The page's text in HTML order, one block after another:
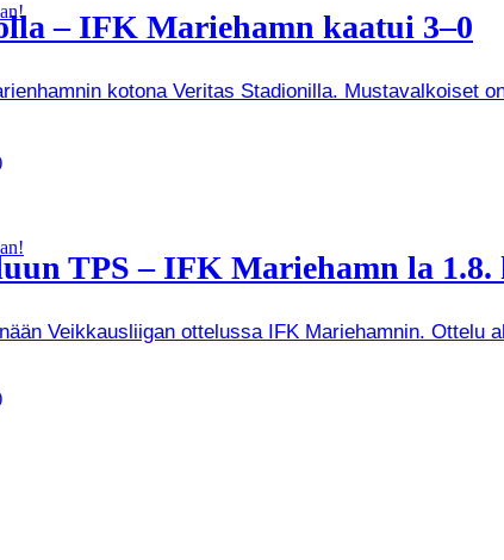
– IFK Mariehamn kaatui 3–0
kotona Veritas Stadionilla. Mustavalkoiset
TPS – IFK Mariehamn la 1.8.
Veikkausliigan ottelussa IFK Mariehamnin.